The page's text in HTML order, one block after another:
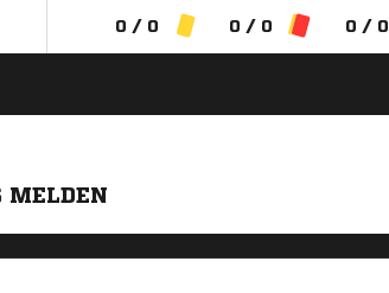
0 / 0 0 / 0 0 / 0
MELDEN